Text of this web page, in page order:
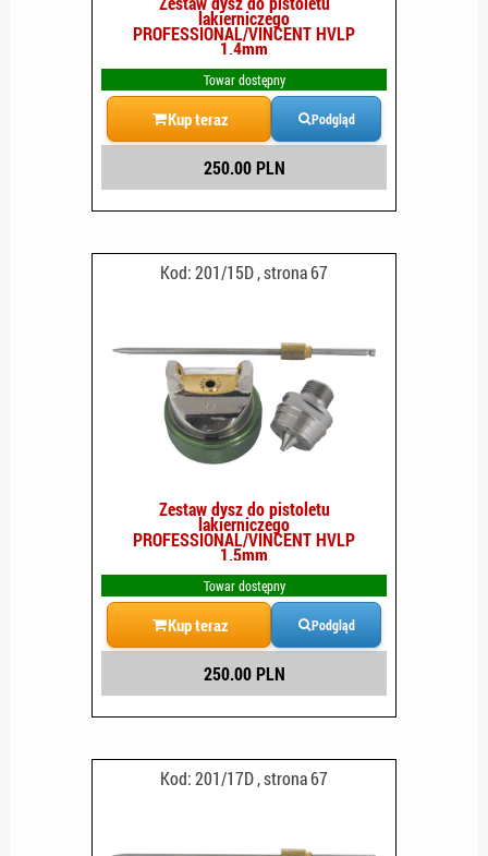
lakierniczego
PROFESSIONAL/VINCENT HVLP
1.4mm
Towar dostępny
Kup teraz Podgląd
250.00 PLN
Kod: 201/15D , strona 67
Zestaw dysz do pistoletu
lakierniczego
PROFESSIONAL/VINCENT HVLP
1.5mm
Towar dostępny
Kup teraz Podgląd
250.00 PLN
Kod: 201/17D , strona 67